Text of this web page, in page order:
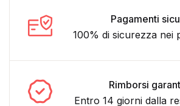
Pagamenti
100% di sicurezza nei
Rimborsi
Entro 14 giorni dalla